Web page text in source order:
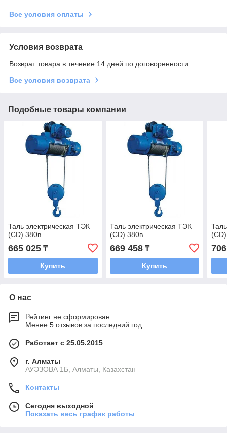
Все условия оплаты
Условия возврата
Возврат товара в течение 14 дней по договоренности
Все условия возврата
Подобные товары компании
Таль электрическая ТЭК
(CD) 380в
665 025 ₸
Купить
Таль электрическая ТЭК
(CD) 380в
669 458₸
Купить
О нас
Рейтинг не сформирован
Менее 5 отзывов за последний год
Работает с 25.05.2015
г. Алматы
АУЭЗОВА 1Б, Алматы, Казахстан
Контакты
Сегодня выходной
Показать весь график работы